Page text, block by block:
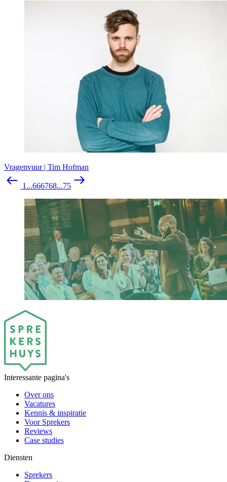
Vragenvuur | Tim Hofman
1 ...666768...75
Interessante pagina's
Over ons
Vacatures
Kennis & inspiratie
Voor Sprekers
Reviews
Case studies
Diensten
Sprekers